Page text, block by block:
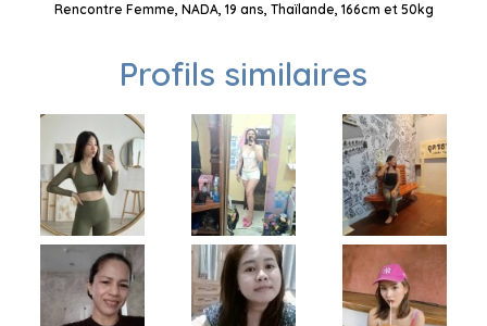
Rencontre Femme, NADA, 19 ans, Thaïlande, 166cm et 50kg
Profils similaires